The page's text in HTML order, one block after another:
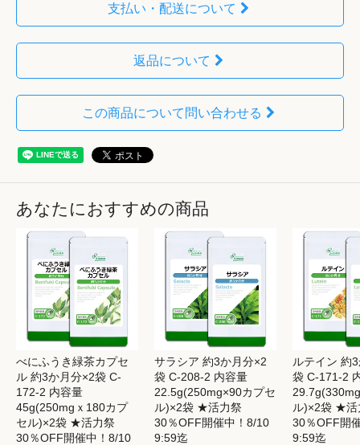
支払い・配送について
返品について
この商品について問い合わせる
あなたにおすすめの商品
べにふうき緑茶カプセ
ル 約3か月分×2袋 C-
172-2 内容量
45g(250mgｘ180カプ
セル)×2袋 ★活力祭
30％OFF開催中！8/10
サラシア 約3か月分×2
袋 C-208-2 内容量
22.5g(250mg×90カプセ
ル)×2袋 ★活力祭
30％OFF開催中！8/10
9:59迄
ルテイン 約
袋 C-171-2
ル)×2袋 ★活
30％OFF開
9:59迄